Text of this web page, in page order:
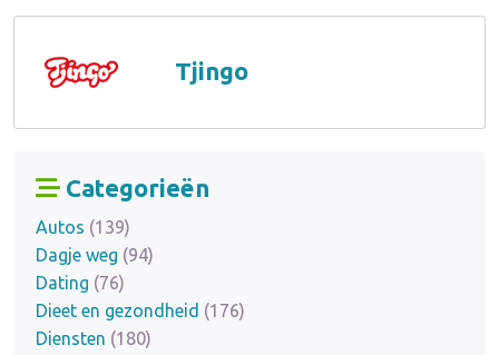
Tjingo
Categorieën
Autos (139)
Dagje weg (94)
Dating (76)
Dieet en gezondheid (176)
Diensten (180)